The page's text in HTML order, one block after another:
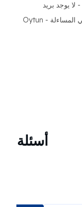
- لا يوجد بريد
إلكتروني وكيف يمكن أن تساعد السجلات في المساءلة - Oytun
أسئلة